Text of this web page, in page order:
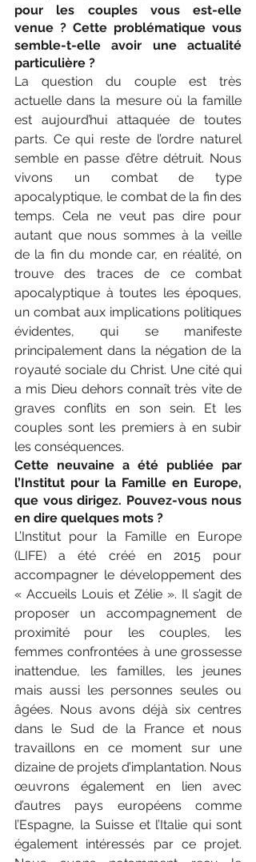
pour les couples vous est-elle
venue ? Cette problématique vous
semble-t-elle avoir une actualité
particulière ?
La question du couple est très
actuelle dans la mesure où la famille
est aujourd’hui attaquée de toutes
parts. Ce qui reste de l’ordre naturel
semble en passe d’être détruit. Nous
vivons un combat de type
apocalyptique, le combat de la fin des
temps. Cela ne veut pas dire pour
autant que nous sommes à la veille
de la fin du monde car, en réalité, on
trouve des traces de ce combat
apocalyptique à toutes les époques,
un combat aux implications politiques
évidentes, qui se manifeste
principalement dans la négation de la
royauté sociale du Christ. Une ­cité qui
a mis Dieu dehors connaît très vite de
graves conflits en son sein. Et les
couples sont les premiers à en subir
les conséquences.
Cette neuvaine a été publiée par
l’Institut pour la Famille en Europe,
que vous dirigez. Pouvez-vous nous
en dire quelques mots ?
L’Institut pour la Famille en Europe
(LIFE) a été créé en 2015 pour
accompagner le développement des
« Accueils Louis et Zélie ». Il s’agit de
proposer un accompagnement de
proximité pour les couples, les
femmes confrontées à une grossesse
inattendue, les familles, les jeunes
mais aussi les personnes seules ou
âgées. Nous avons déjà six centres
dans le Sud de la France et nous
travaillons en ce moment sur une
dizaine de projets d’implantation. Nous
œuvrons également en lien avec
d’autres pays européens comme
l’Espagne, la Suisse et l’Italie qui sont
également intéressés par ce projet.